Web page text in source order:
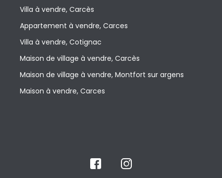
Villa à vendre, Carcès
Appartement à vendre, Carces
Villa à vendre, Cotignac
Maison de village à vendre, Carcès
Maison de village à vendre, Montfort sur argens
Maison à vendre, Carces